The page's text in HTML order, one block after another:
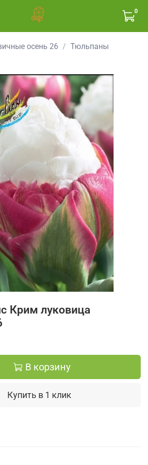
0
осень 26 Тюльпаны
Крим луковица
В корзину
Купить в 1 клик